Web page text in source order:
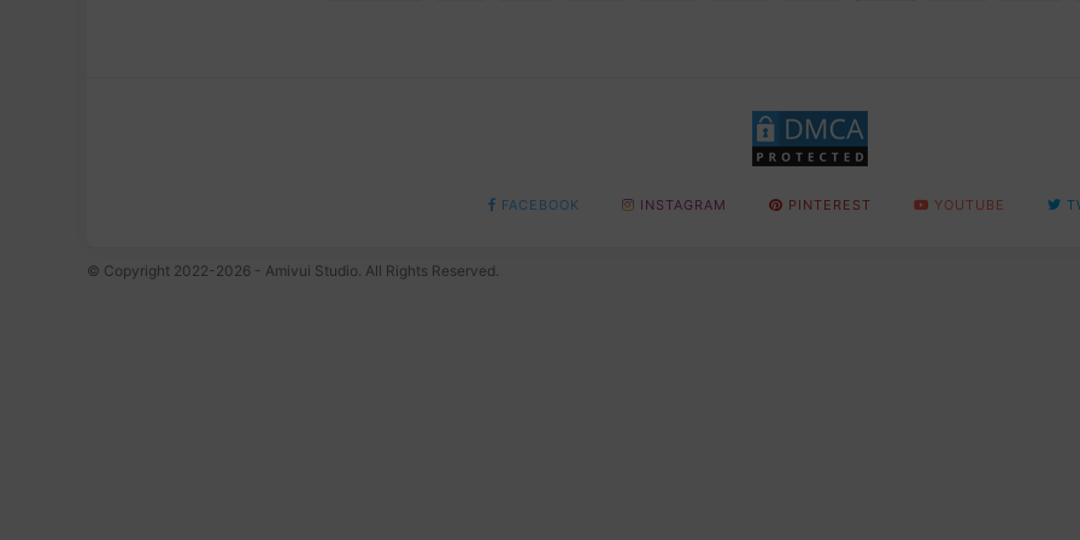
FACEBOOK INSTAGRAM PINTEREST YOUTUBE
© Copyright 2022-2026 - Amivui Studio. All Rights Reserved.